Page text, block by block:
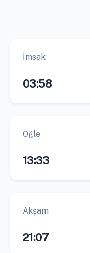
İmsak
03:58
Öğle
13:33
Akşam
21:07